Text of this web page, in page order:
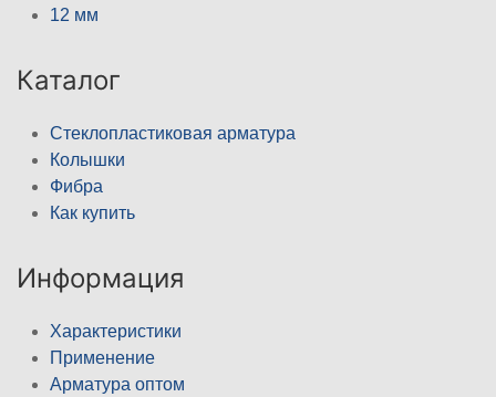
12 мм
Каталог
Стеклопластиковая арматура
Колышки
Фибра
Как купить
Информация
Характеристики
Применение
Арматура оптом